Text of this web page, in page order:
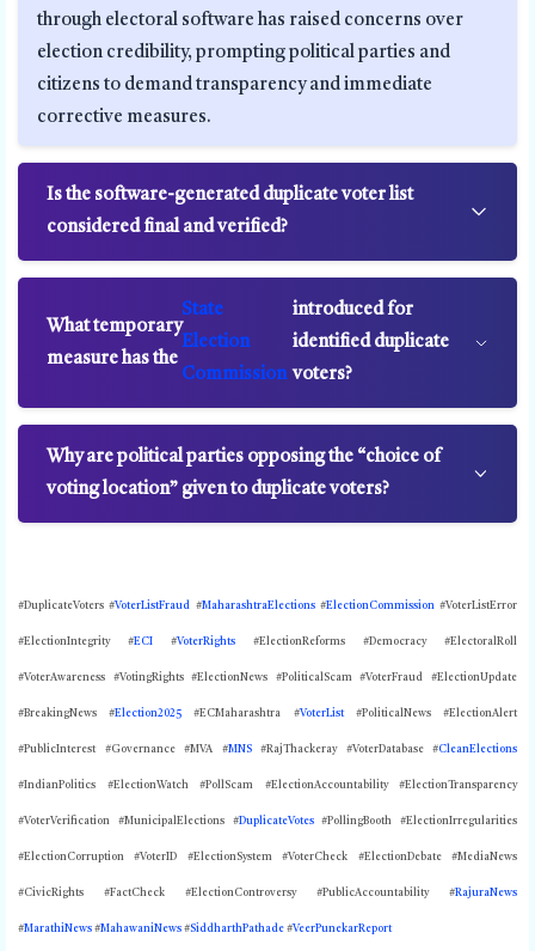
through electoral software has raised concerns over
election credibility, prompting political parties and
citizens to demand transparency and immediate
corrective measures.
Is the software-generated duplicate voter list
considered final and verified?
What temporary
measure has the
State
Election
Commission
introduced for
identified duplicate
voters?
Why are political parties opposing the “choice of
voting location” given to duplicate voters?
#DuplicateVoters #VoterListFraud #MaharashtraElections#ElectionCommission#VoterListError
#ElectionIntegrity #ECI #VoterRights #ElectionReforms #Democracy #ElectoralRoll
#VoterAwareness #VotingRights #ElectionNews #PoliticalScam #VoterFraud #ElectionUpdate
#BreakingNews #Election2025 #ECMaharashtra #VoterList#PoliticalNews #ElectionAlert
#PublicInterest #Governance #MVA #MNS#RajThackeray #VoterDatabase #CleanElections
#IndianPolitics #ElectionWatch #PollScam #ElectionAccountability #ElectionTransparency
#VoterVerification #MunicipalElections #DuplicateVotes#PollingBooth #ElectionIrregularities
#ElectionCorruption #VoterID #ElectionSystem #VoterCheck #ElectionDebate #MediaNews
#CivicRights #FactCheck #ElectionControversy #PublicAccountability #RajuraNews
#MarathiNews #MahawaniNews #SiddharthPathade #VeerPunekarReport